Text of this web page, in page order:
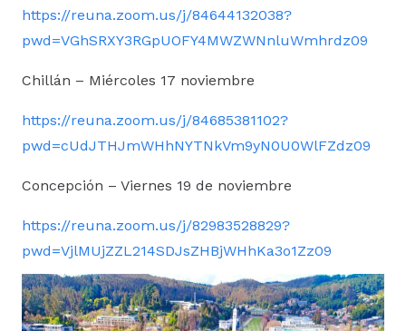
https://reuna.zoom.us/j/84644132038?
pwd=VGhSRXY3RGpUOFY4MWZWNnluWmhrdz09
Chillán – Miércoles 17 noviembre
https://reuna.zoom.us/j/84685381102?
pwd=cUdJTHJmWHhNYTNkVm9yN0U0WlFZdz09
Concepción – Viernes 19 de noviembre
https://reuna.zoom.us/j/82983528829?
pwd=VjlMUjZZL214SDJsZHBjWHhKa3o1Zz09